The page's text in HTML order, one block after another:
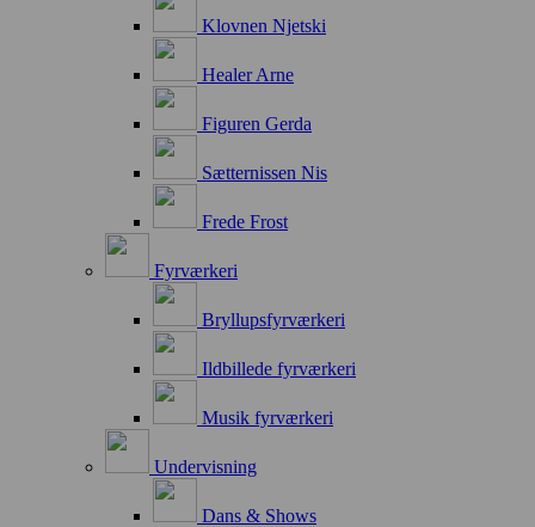
Klovnen Njetski
Healer Arne
Figuren Gerda
Sætternissen Nis
Frede Frost
Fyrværkeri
Bryllupsfyrværkeri
Ildbillede fyrværkeri
Musik fyrværkeri
Undervisning
Dans & Shows